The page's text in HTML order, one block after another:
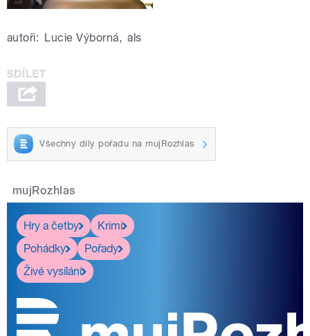
autoři: Lucie Výborná, als
Všechny díly pořadu na mujRozhlas
mujRozhlas
Hry a četby
Krimi
Pohádky
Pořady
Živé vysílání